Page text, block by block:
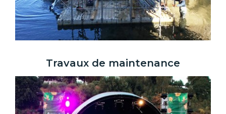
Travaux de maintenance